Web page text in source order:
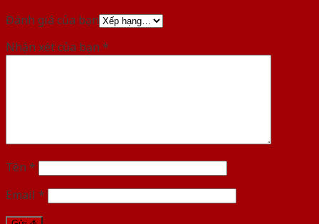
Đánh giá của bạn
Nhận xét của bạn *
Tên *
Email *